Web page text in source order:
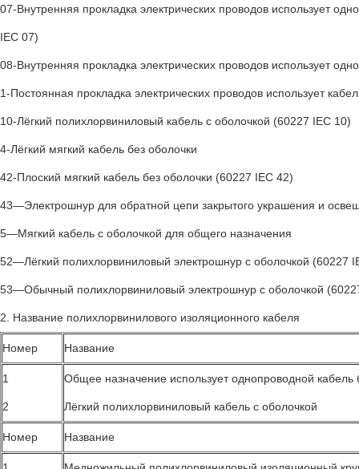
07-Внутренняя прокладка электрических проводов использует
IEC 07)
08-Внутренняя прокладка электрических проводов использует
1-Постоянная прокладка электрических проводов использует
10-Лёгкий полихлорвиниловый кабель с оболочкой (60227 IEC 10)
4-Лёгкий мягкий кабель без оболочки
42-Плоский мягкий кабель без оболочки (60227 IEC 42)
43—Электрошнур для обратной цепи закрытого украшения и
5—Мягкий кабель с оболочкой для общего назначения
52—Лёгкий полихлорвиниловый электрошнур с оболочкой (60227
53—Обычный полихлорвиниловый электрошнур с оболочкой
2. Название полихлорвинилового изоляционного кабеля
Номер Название
1
2
Общее назначение использует однопроводной
Лёгкий полихлорвиниловый кабель с оболочкой
Номер Название